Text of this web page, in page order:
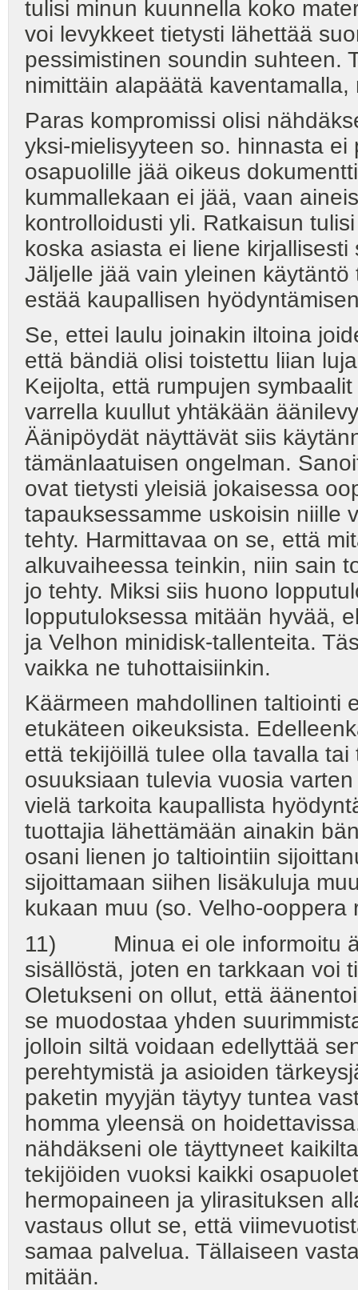
tulisi minun kuunnella koko
voi levykkeet tietysti lähettää
pessimistinen soundin suhteen.
nimittäin alapäätä
Paras kompromissi olisi
yksi-mielisyyteen so. hinnasta
osapuolille jää oikeus
kummallekaan ei jää, vaan
kontrolloidusti yli. Ratkaisun
koska asiasta ei liene
Jäljelle jää vain yleinen
estää kaupallisen
Se, ettei laulu joinakin iltoina
että bändiä olisi toistettu liian
Keijolta, että rumpujen
varrella kuullut yhtäkään
Äänipöydät näyttävät siis
tämänlaatuisen ongelman.
ovat tietysti yleisiä jokaisessa
tapauksessamme uskoisin niille
tehty. Harmittavaa on se, että
alkuvaiheessa teinkin, niin sain
jo tehty. Miksi siis huono
lopputuloksessa mitään hyvää,
ja Velhon minidisk-tallenteita.
vaikka ne tuhottaisiinkin.
Käärmeen mahdollinen taltiointi
etukäteen oikeuksista.
että tekijöillä tulee olla tavalla
osuuksiaan tulevia vuosia
vielä tarkoita kaupallista
tuottajia lähettämään ainakin
osani lienen jo taltiointiin
sijoittamaan siihen lisäkuluja
kukaan muu (so. Velho-ooppera
11) Minua ei ole informoitu
sisällöstä, joten en tarkkaan voi
Oletukseni on ollut, että
se muodostaa yhden
jolloin siltä voidaan edellyttää
perehtymistä ja asioiden
paketin myyjän täytyy tuntea
homma yleensä on
nähdäkseni ole täyttyneet
tekijöiden vuoksi kaikki
hermopaineen ja ylirasituksen
vastaus ollut se, että
samaa palvelua. Tällaiseen
mitään.